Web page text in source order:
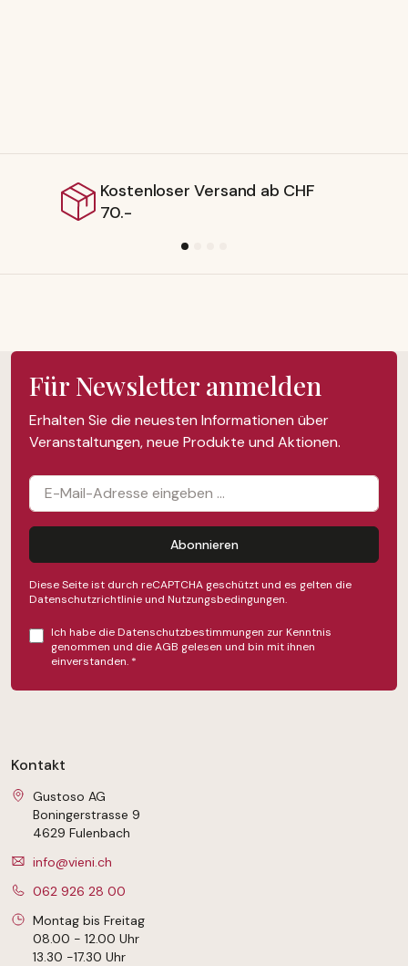
Kostenloser Versand ab CHF
Für Newsletter anmelden
Erhalten Sie die neuesten Informationen über
Veranstaltungen, neue Produkte und Aktionen.
Abonnieren
Diese Seite ist durch reCAPTCHA geschützt und es gelten die
Datenschutzrichtlinieund Nutzungsbedingungen.
Ich habe dieDatenschutzbestimmungen zur Kenntnis
genommen und dieAGB gelesen und bin mit ihnen
einverstanden. *
Kontakt
Gustoso AG
Boningerstrasse 9
4629 Fulenbach
info@vieni.ch
062 926 28 00
Montag bis Freitag
08.00 - 12.00 Uhr
13.30 -17.30 Uhr